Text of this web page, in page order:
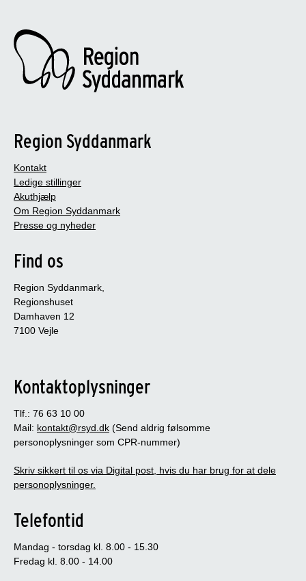
Region Syddanmark
Kontakt
Ledige stillinger
Akuthjælp
Om Region Syddanmark
Presse og nyheder
Find os
Region Syddanmark,
Regionshuset
Damhaven 12
7100 Vejle
Kontaktoplysninger
Tlf.: 76 63 10 00
Mail: kontakt@rsyd.dk (Send aldrig følsomme
personoplysninger som CPR-nummer)
Skriv sikkert til os via Digital post, hvis du har brug for at dele
personoplysninger.
Telefontid
Mandag - torsdag kl. 8.00 - 15.30
Fredag kl. 8.00 - 14.00